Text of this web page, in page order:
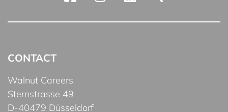
CONTACT
Walnut Careers
Sternstrasse 49
D-40479 Düsseldorf